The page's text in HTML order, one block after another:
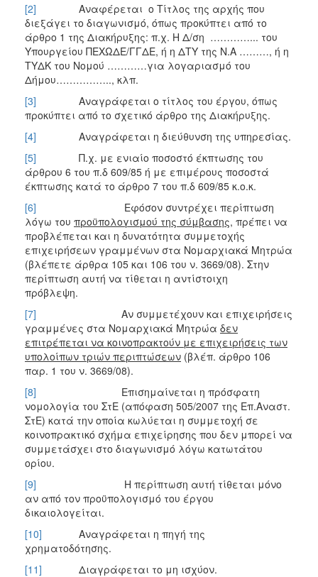
[2] Αναφέρεται ο Τίτλος της αρχής που
διεξάγει το διαγωνισμό, όπως προκύπτει από το
άρθρο 1 της Διακήρυξης: π.χ. Η Δ/ση …………... του
Υπουργείου ΠΕΧΩΔΕ/ΓΓΔΕ, ή η ΔΤΥ της Ν.Α ………, ή η
ΤΥΔΚ του Νομού …………για λογαριασμό του
Δήμου…………….., κλπ.
[3] Αναγράφεται ο τίτλος του έργου, όπως
προκύπτει από το σχετικό άρθρο της Διακήρυξης.
[4] Αναγράφεται η διεύθυνση της υπηρεσίας.
[5] Π.χ. με ενιαίο ποσοστό έκπτωσης του
άρθρου 6 του π.δ 609/85 ή με επιμέρους ποσοστά
έκπτωσης κατά το άρθρο 7 του π.δ 609/85 κ.ο.κ.
[6] Εφόσον συντρέχει περίπτωση
λόγω του προϋπολογισμού της σύμβασης, πρέπει να
προβλέπεται και η δυνατότητα συμμετοχής
επιχειρήσεων γραμμένων στα Νομαρχιακά Μητρώα
(βλέπετε άρθρα 105 και 106 του ν. 3669/08). Στην
περίπτωση αυτή να τίθεται η αντίστοιχη
πρόβλεψη.
[7] Αν συμμετέχουν και επιχειρήσεις
γραμμένες στα Νομαρχιακά Μητρώα δεν
επιτρέπεται να κοινοπρακτούν με επιχειρήσεις των
υπολοίπων τριών περιπτώσεων (βλέπ. άρθρο 106
παρ. 1 του ν. 3669/08).
[8] Επισημαίνεται η πρόσφατη
νομολογία του ΣτΕ (απόφαση 505/2007 της Επ.Αναστ.
ΣτΕ) κατά την οποία κωλύεται η συμμετοχή σε
κοινοπρακτικό σχήμα επιχείρησης που δεν μπορεί να
συμμετάσχει στο διαγωνισμό λόγω κατωτάτου
ορίου.
[9] Η περίπτωση αυτή τίθεται μόνο
αν από τον προϋπολογισμό του έργου
δικαιολογείται.
[10] Αναγράφεται η πηγή της
χρηματοδότησης.
[11] Διαγράφεται το μη ισχύον.